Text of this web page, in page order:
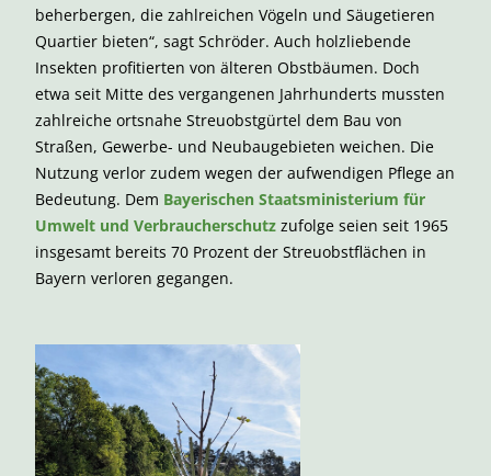
beherbergen, die zahlreichen Vögeln und Säugetieren
Quartier bieten“, sagt Schröder. Auch holzliebende
Insekten profitierten von älteren Obstbäumen. Doch
etwa seit Mitte des vergangenen Jahrhunderts mussten
zahlreiche ortsnahe Streuobstgürtel dem Bau von
Straßen, Gewerbe- und Neubaugebieten weichen. Die
Nutzung verlor zudem wegen der aufwendigen Pflege an
Bedeutung. Dem Bayerischen Staatsministerium für
Umwelt und Verbraucherschutz zufolge seien seit 1965
insgesamt bereits 70 Prozent der Streuobstflächen in
Bayern verloren gegangen.